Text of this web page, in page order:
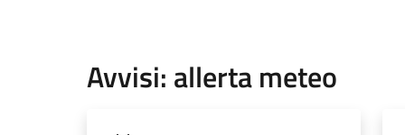
Avvisi: allerta meteo